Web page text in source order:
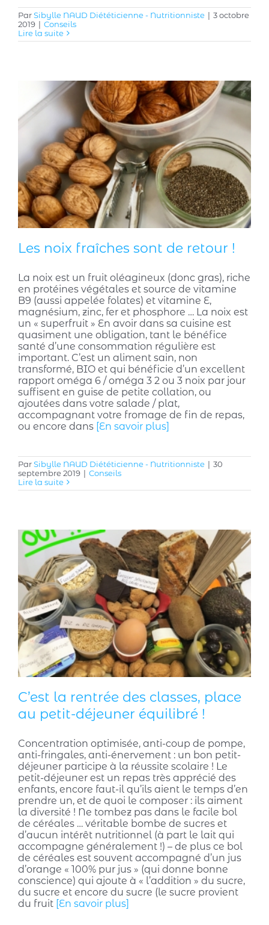
ParSibylle NAUD Diététicienne - Nutritionniste | 3 octobre
2019 | Conseils
Lire la suite
Les noix fraîches sont de retour !
La noix est un fruit oléagineux (donc gras), riche
en protéines végétales et source de vitamine
B9 (aussi appelée folates) et vitamine E,
magnésium, zinc, fer et phosphore … La noix est
un « superfruit » En avoir dans sa cuisine est
quasiment une obligation, tant le bénéfice
santé d’une consommation régulière est
important. C’est un aliment sain, non
transformé, BIO et qui bénéficie d’un excellent
rapport oméga 6 / oméga 3 2 ou 3 noix par jour
suffisent en guise de petite collation, ou
ajoutées dans votre salade / plat,
accompagnant votre fromage de fin de repas,
ou encore dans [En savoir plus]
ParSibylle NAUD Diététicienne - Nutritionniste | 30
septembre 2019 | Conseils
Lire la suite
C’est la rentrée des classes, place
au petit-déjeuner équilibré !
Concentration optimisée, anti-coup de pompe,
anti-fringales, anti-énervement : un bon petit-
déjeuner participe à la réussite scolaire ! Le
petit-déjeuner est un repas très apprécié des
enfants, encore faut-il qu’ils aient le temps d’en
prendre un, et de quoi le composer : ils aiment
la diversité ! Ne tombez pas dans le facile bol
de céréales … véritable bombe de sucres et
d’aucun intérêt nutritionnel (à part le lait qui
accompagne généralement !) – de plus ce bol
de céréales est souvent accompagné d’un jus
d’orange « 100% pur jus » (qui donne bonne
conscience) qui ajoute à « l’addition » du sucre,
du sucre et encore du sucre (le sucre provient
du fruit [En savoir plus]